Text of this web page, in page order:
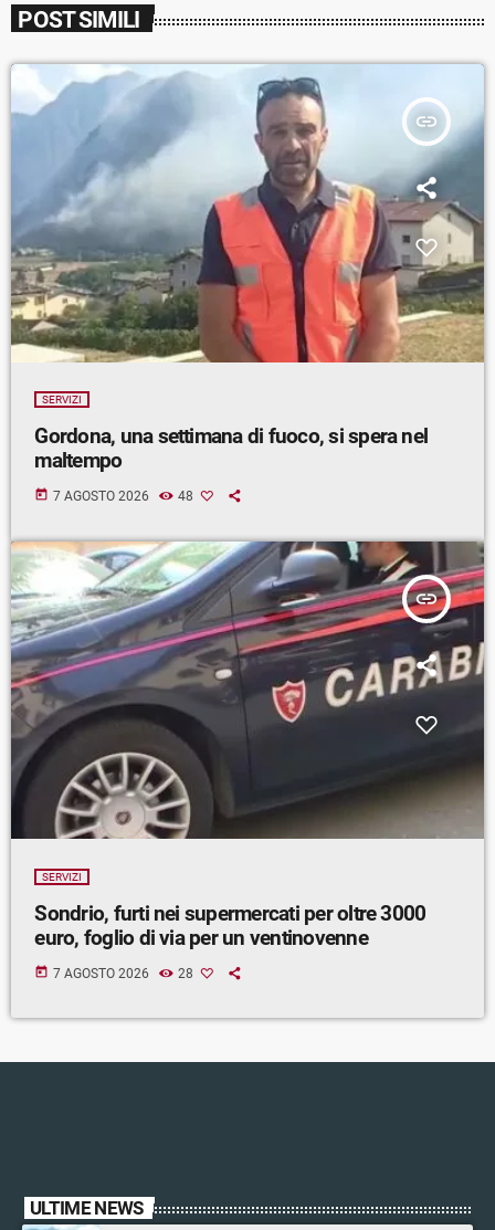
POST SIMILI
insert_link
SERVIZI
Gordona, una settimana di fuoco, si spera nel
maltempo
today 7 AGOSTO 2026 48
insert_link
SERVIZI
Sondrio, furti nei supermercati per oltre 3000
euro, foglio di via per un ventinovenne
today 7 AGOSTO 2026 28
ULTIME NEWS